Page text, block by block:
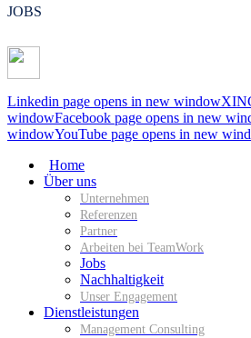
JOBS
Linkedin page opens in new window
windowFacebook page opens in new
windowYouTube page opens in new
Home
Über uns
Unternehmen
Referenzen
Partner
Arbeiten bei TeamWork
Jobs
Nachhaltigkeit
Unser Engagement
Dienstleistungen
Management Consulting